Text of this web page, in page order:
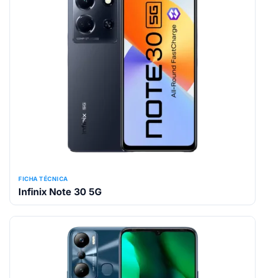
FICHA TÉCNICA
Infinix Note 30 5G